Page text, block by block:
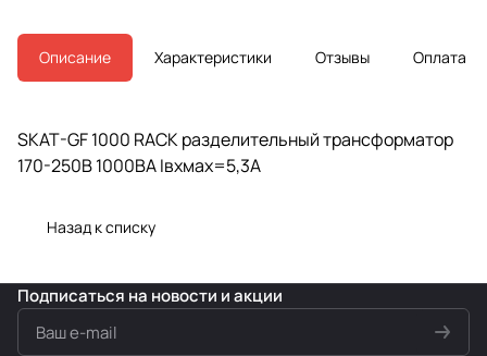
Описание Характеристики Отзывы Оплата
SKAT-GF 1000 RACK разделительный трансформатор
170-250В 1000ВА Iвхмах=5,3А
Назад к списку
Подписаться на новости и акции